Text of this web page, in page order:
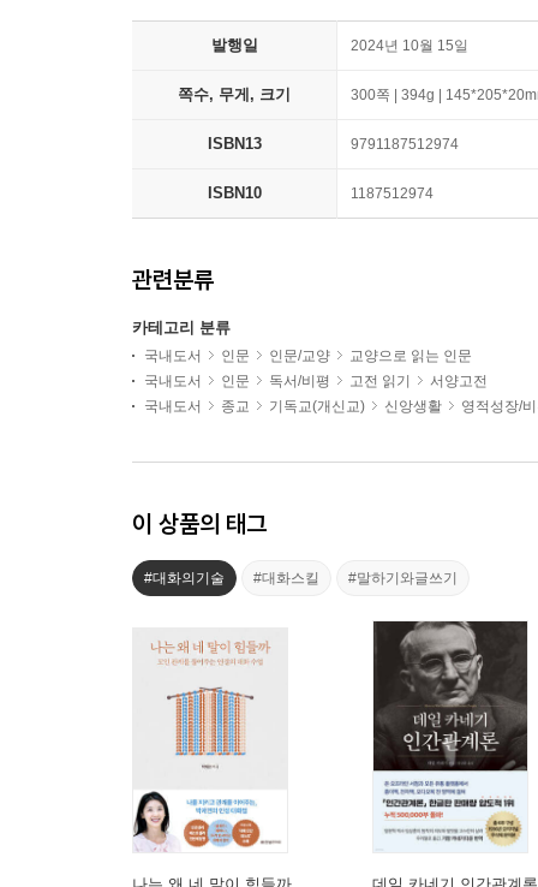
발행일 2024년 10월 15일
쪽수, 무게, 크기 300쪽 | 394g |
ISBN13 9791187512974
ISBN10 1187512974
관련분류
카테고리 분류
국내도서 인문 인문/교양
교양으로 읽는 인문
국내도서
인문 독서/비평 고전 읽기
서양고전
국내도서
종교 기독교(개신교) 신앙생활 영적성장/
이 상품의 태그
#대화의기술 #대화스킬 #말하기와글쓰기